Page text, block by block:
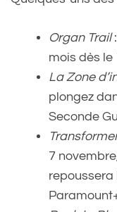
Organ Trail
mois dès le
La Zone
plongez
Seconde
7
repoussera